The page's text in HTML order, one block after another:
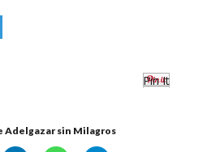
Pin It
sin Milagros